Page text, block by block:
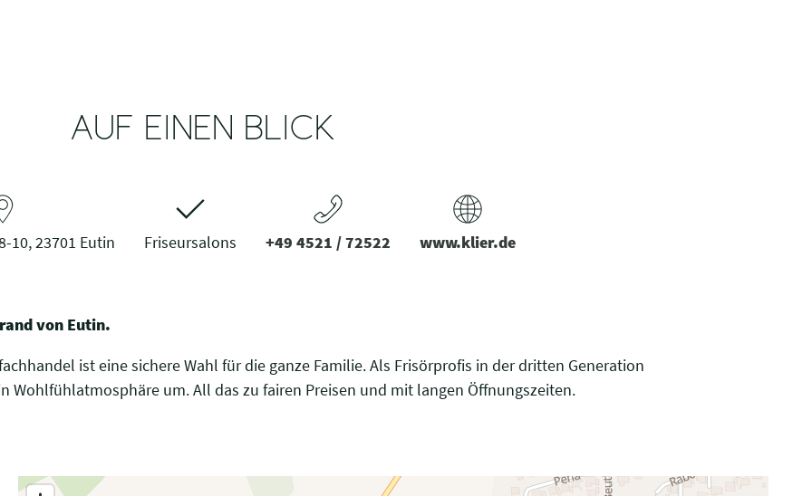
AUF EINEN BLICK
10, 23701 Eutin Friseursalons +49 4521 / 72522 www.klier.de
von Eutin.
ist eine sichere Wahl für die ganze Familie. Als Frisörprofis in der dritten Generation
Wohlfühlatmosphäre um. All das zu fairen Preisen und mit langen Öffnungszeiten.